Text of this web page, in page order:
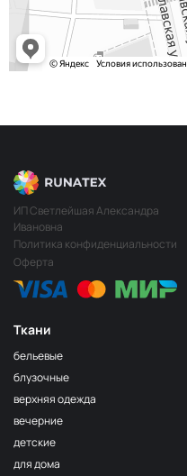
Корица
Сирень
Розовый
Бирюза
Ярко-голубой
Коричневый
Ткани
бельевые
блузочные
верхняя одежда
вечерние
детские
для дома
ИП Светлейшая Александра
Ивановна
Политика конфиденциальности
Оферта